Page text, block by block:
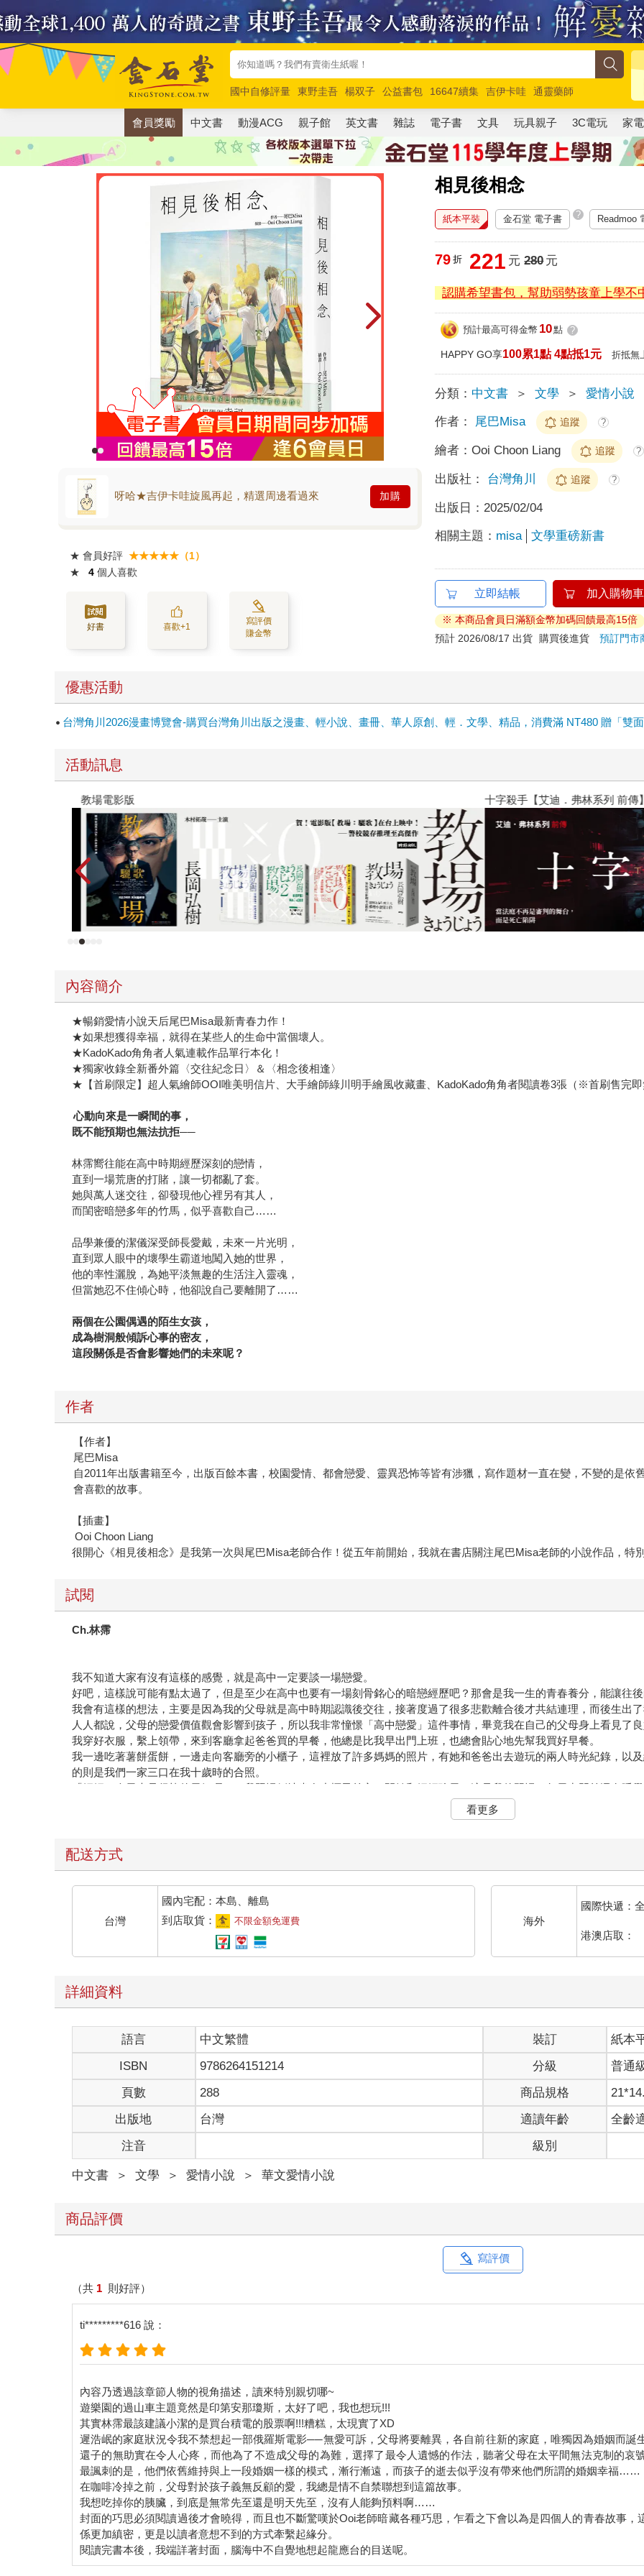
國中自修評量 東野圭吾 楊双子 公益書包 16647續集 吉伊卡哇
通靈藥師
唯紅花綻放
奧德賽 路邊攤新作 馬斯克 玩具總動員5 超慢跑
會員獎勵 中文書 動漫ACG 親子館 英文書 雜誌 電子書 文具 玩具親子 3C電玩 家電
相見後相念
呀哈★吉伊卡哇旋風再起，精選周邊看過來 加購
★ 會員好評 ★★★★★（1）
★
4 個人喜歡
好書 喜歡+1
寫評價
賺金幣
紙本平裝 金石堂 電子書 ? Readmoo
79 折 221 元 280元
認購希望書包，幫助弱勢孩童上學不
預計最高可得金幣 10點 ?
HAPPY GO享100累1點 4點抵1元 折抵無
分類： 中文書 ＞ 文學 ＞ 愛情小說
作者： 尾巴Misa 追蹤 ?
繪者：Ooi Choon Liang 追蹤 ?
出版社： 台灣角川 追蹤 ?
出版日： 2025/02/04
相關主題： misa 文學重磅新書
立即結帳 加入購物車
※ 本商品會員日滿額金幣加碼回饋最高15倍
預計 2026/08/17 出貨
購買後進貨預訂門市
優惠活動
台灣角川2026漫畫博覽會-購買台灣角川出版之漫畫、輕小說、畫冊、華人原創、輕．文學、精品，消費滿 NT480 贈「雙面
活動訊息
教場電影版 十字殺手【艾迪．弗林系列 前傳】
內容簡介
★暢銷愛情小說天后尾巴Misa最新青春力作！
★如果想獲得幸福，就得在某些人的生命中當個壞人。
★KadoKado角角者人氣連載作品單行本化！
★獨家收錄全新番外篇〈交往紀念日〉＆〈相念後相逢〉
★【首刷限定】超人氣繪師OOI唯美明信片、大手繪師綠川明手繪風收藏畫、KadoKado角角者閱讀卷3張（※首刷售完即
心動向來是一瞬間的事，
既不能預期也無法抗拒──
林霈嚮往能在高中時期經歷深刻的戀情，
直到一場荒唐的打賭，讓一切都亂了套。
她與萬人迷交往，卻發現他心裡另有其人，
而閨密暗戀多年的竹馬，似乎喜歡自己……
品學兼優的潔儀深受師長愛戴，未來一片光明，
直到眾人眼中的壞學生霸道地闖入她的世界，
他的率性灑脫，為她平淡無趣的生活注入靈魂，
但當她忍不住傾心時，他卻說自己要離開了……
兩個在公園偶遇的陌生女孩，
成為樹洞般傾訴心事的密友，
這段關係是否會影響她們的未來呢？
作者
【作者】
尾巴Misa
自2011年出版書籍至今，出版百餘本書，校園愛情、都會戀愛、靈異恐怖等皆有涉獵，寫作題材一直在變，不變的是依
會喜歡的故事。
【插畫】
Ooi Choon Liang
很開心《相見後相念》是我第一次與尾巴Misa老師合作！從五年前開始，我就在書店關注尾巴Misa老師的小說作品，特
試閱
Ch.林霈
我不知道大家有沒有這樣的感覺，就是高中一定要談一場戀愛。
好吧，這樣說可能有點太過了，但是至少在高中也要有一場刻骨銘心的暗戀經歷吧？那會是我一生的青春養分，能讓往後
我會有這樣的想法，主要是因為我的父母就是高中時期認識後交往，接著度過了很多悲歡離合後才共結連理，而後生出了
人人都說，父母的戀愛價值觀會影響到孩子，所以我非常憧憬「高中戀愛」這件事情，畢竟我在自己的父母身上看見了良
我穿好衣服，繫上領帶，來到客廳拿起爸爸買的早餐，他總是比我早出門上班，也總會貼心地先幫我買好早餐。
我一邊吃著薯餅蛋餅，一邊走向客廳旁的小櫃子，這裡放了許多媽媽的照片，有她和爸爸出去遊玩的兩人時光紀錄，以
的則是我們一家三口在我十歲時的合照。
「媽媽，今天也是很棒的天氣喔。」我照慣例地坐在小櫃子前方，開始和媽媽聊天，這是我的習慣，每天出門前還有睡
相片裡的她笑得美麗，如同我記憶中的模樣，總是靜謐地聽我說著一些雞毛蒜皮的小事。
拿起書包，穿上擦得晶亮的皮鞋，我昂首踏出家門。
不過我卻考上了眾多學生們的第一志願「北方高中」，我還哭著跟爸爸說想要放棄，然後去唸他們的母校。
爸爸笑著說：『從來沒有聽說過有人降低志願呢。』
國中班導師則為了留下優良的帶班升學率，不斷地向我苦苦哀求。總之最後，我還是到了現在的第一志願，放棄了自己原
當時我還為了這件事情，在媽媽的照片前哭了好久，說要是媽媽還在的話，一定會支持我降低志願去讀她的母校。
現在想來，自己當時還真是誇張。雖然對無法就讀爸媽母校這件事情感到惋惜，但後來也慶幸有來到北方高中，在這裡
「早安，妳的男朋友呢？」我調侃道，還往她身後看了一下。
珈米的臉微微紅了起來，「不要亂講，他討厭你們這樣子啦。」
「我知道，但就是忍不住啊。」我偷笑著。
過一會兒就看見提著兩包早餐的男生，從後面的早餐店走出來。
「早。」他朝我點了一下頭，然後將手中的一包早餐交給珈米。
「謝啦。」珈米故作瀟灑的模樣，但變得更紅的雙頰還是逃不過我的雙眼。
「唉唷，真好，怎麼有人天天都有人幫忙買早餐呢，我也好想要啊～～」我故意這麼說，接收到了珈米傳來惡狠狠的目
「我也說過可以幫妳買，是妳自己說妳爸已經每天都會幫妳買了。」他聳肩，「況且我也不是幫珈米買，我們是一起出
早餐店等餐。」
我忍不住翻了白眼，「好好好，謝謝貼心的單煦如此詳細地解說。」
「是妳先亂講話，我才解釋。」單煦也學我翻白眼。
「好了啦，我們快點去學校吧。」珈米出聲緩和氣氛，一手接過早餐，另一手勾上我的手臂，緩緩往前走。
「就說了，不要這樣開玩笑。」她在我耳邊小聲囑咐，而我不以為意地聳聳肩。
所當然喜歡長相普通的單煦，而單煦到底有沒有喜歡美若天仙的珈米，這件事情就不得而知了，畢竟珈米不准我去問單煦
但我想，或許是我心裡內建「朋友喜歡的人一律變成路人」的系統，也就是當我知道珈米喜歡單煦的時候，就自動模糊了
「你們三個人擋在這裡幹麼？還不快點進教室。」他挑眉詢問，接著看向單煦，「欸，今天要賭嗎？」
「你們真的很無聊。」我又說了一次，這難道是屬於第一志願才有的無聊傳統嗎？
「那妳們要加入嗎？」
我和珈米同時搖頭回應戴維，並困惑地問：「明年就要考大學了，你們何必急著現在就比賽考試成績呢？」
「我倒覺得不如趁現在好好談戀愛，這樣才不枉青春吧。」
「哈哈，林霈，奢求在台灣高中戀愛的妳是不是搞錯了什麼？」戴維大笑。
「這是什麼輕小說的名字嗎？」珈米忍不住一笑。
我才不在乎他的嘲笑呢，我的志向是不會改變的，畢竟我的第一志願都變成了這裡，那我更不能放棄在高中談戀愛這件
「說要戀愛，現在都高二了。」單煦看著我，「那妳有喜歡的人嗎？」
「什麼？」
「得先有喜歡的人，才能夠談戀愛吧？」單煦像是看笨蛋一樣的雙眼有夠欠揍。
「對啊，林霈，妳喜歡誰？我可以幫妳喔。」戴維也來湊熱鬧。
嗯，對啊，我一直想戀愛，但是卻連喜歡的人也沒有。
「呃，從今天起，我會開始找喜歡的人。」
誇下海口要找尋喜歡的人這一點，就根本上來說有點可笑，好像是為了戀愛而戀愛一樣。
但是我就是想在高中談一場戀愛啊，說不準這位戀愛對象還會成為終身伴侶呢。
看更多
配送方式
台灣
國內宅配：本島、離島
到店取貨：
不限金額免運費 海外
國際快遞：
港澳店取：
詳細資料
語言 中文繁體 裝訂
紙本
ISBN
9786264151214 分級
普通
頁數
288 商品規格
出版地
台灣 適讀年齡
全齡
注音
級別
中文書 ＞ 文學 ＞ 愛情小說 ＞ 華文愛情小說
商品評價
寫評價
（共 1 則好評）
ti*********616 說：
內容乃透過該章節人物的視角描述，讀來特別親切哪~
遊樂園的過山車主題竟然是印第安那瓊斯，太好了吧，我也想玩!!!
其實林霈最該建議小潔的是買台積電的股票啊!!!糟糕，太現實了XD
遲浩岷的家庭狀況令我不禁想起一部俄羅斯電影──無愛可訴，父母將要離異，各自前往新的家庭，唯獨因為婚姻而誕
還子的無助實在令人心疼，而他為了不造成父母的為難，選擇了最令人遺憾的作法，聽著父母在太平間無法克制的哀
最諷刺的是，他們依舊維持與上一段婚姻一樣的模式，漸行漸遠，而孩子的逝去似乎沒有帶來他們所謂的婚姻幸福……
在咖啡冷掉之前，父母對於孩子義無反顧的愛，我總是情不自禁聯想到這篇故事。
我想吃掉你的胰臟，到底是無常先至還是明天先至，沒有人能夠預料啊……
封面的巧思必須閱讀過後才會曉得，而且也不斷驚嘆於Ooi老師暗藏各種巧思，乍看之下會以為是四個人的青春故事
係更加縝密，更是以讀者意想不到的方式牽繫起緣分。